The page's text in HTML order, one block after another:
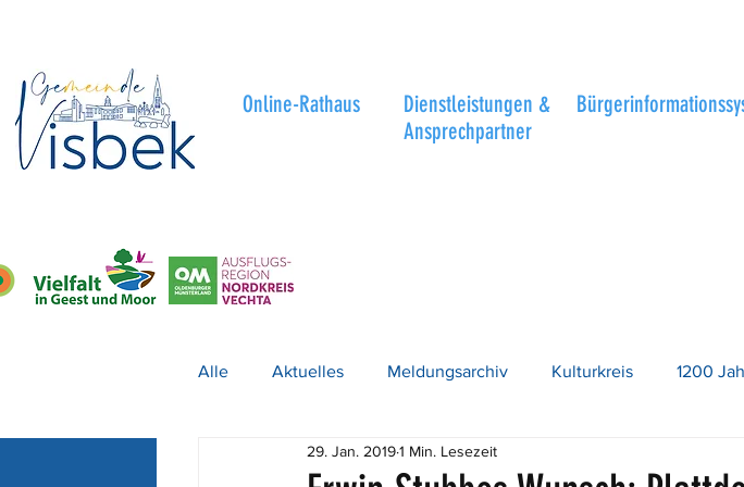
Online-Rathaus
Dienstleistungen &
Ansprechpartner
Alle Aktuelles Meldungsarchiv Kulturkreis 1200
29. Jan. 20191 Min. Lesezeit